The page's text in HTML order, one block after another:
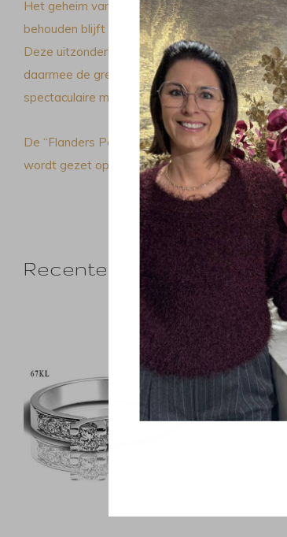
Het geheim van zijn uitzonderlijke schittering
behouden blijft na het slijpen van de diamant in
Deze uitzonderlijke diamant overtreft de
daarmee de grenzen van de diamantschittering
spectaculaire manier deze totale schittering van
De “Flanders Pavé zetting” is de nieuwste en
wordt gezet op een symmetrisch perfecte
Recente artikelen